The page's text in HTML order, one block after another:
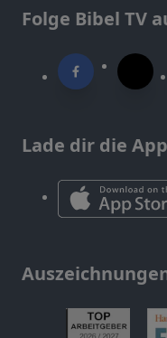
Folge Bibel TV
Lade dir die